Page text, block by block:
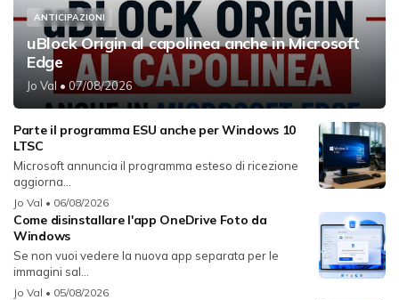
ANTICIPAZIONI
uBlock Origin al capolinea anche in Microsoft
Edge
Jo Val • 07/08/2026
Parte il programma ESU anche per Windows 10
LTSC
Microsoft annuncia il programma esteso di ricezione
aggiorna...
Jo Val • 06/08/2026
Come disinstallare l'app OneDrive Foto da
Windows
Se non vuoi vedere la nuova app separata per le
immagini sal...
Jo Val • 05/08/2026